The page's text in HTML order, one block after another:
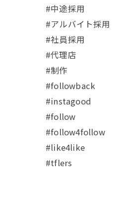
#中途採用
#アルバイト採用
#社員採用
#代理店
#制作
#followback
#instagood
#follow
#follow4follow
#like4like
#tflers